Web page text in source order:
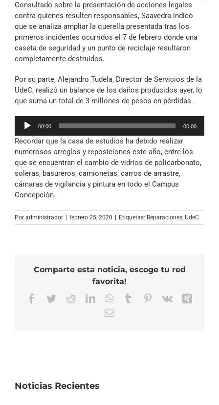
audio
Consultado sobre la presentación de acciones legales
contra quienes resulten responsables, Saavedra indicó
que se analiza ampliar la querella presentada tras los
primeros incidentes ocurridos el 7 de febrero donde una
caseta de seguridad y un punto de reciclaje resultaron
completamente destruidos.
Por su parte, Alejandro Tudela, Director de Servicios de la
UdeC, realizó un balance de los daños producidos ayer, lo
que suma un total de 3 millones de pesos en pérdidas.
Reproductor
audio
00:00 00:00
Recordar que la casa de estudios ha debido realizar
numerosos arreglos y reposiciones este año, entre los
que se encuentran el cambio de vidrios de policarbonato,
soleras, basureros, camionetas, carros de arrastre,
cámaras de vigilancia y pintura en todo el Campus
Concepción.
Por administrador febrero 25, 2020 Etiquetas: Reparaciones, UdeC
Comparte esta noticia, escoge tu red
favorita!
Facebook
TwitterRedditLinkedInWhatsApp
TumblrPinterest
Vk
Correo
Noticias Recientes